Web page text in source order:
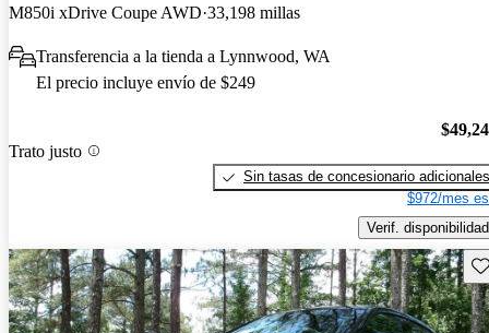
M850i xDrive Coupe AWD 33,198 millas
Transferencia a la tienda a Lynnwood, WA
El precio incluye envío de $249
Trato justo
Sin tasas de concesionario adicionales
$972/mes
Verif. disponibilidad